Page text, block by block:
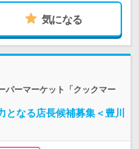
気になる
パーマーケット「クックマー
なる店長候補募集＜豊川